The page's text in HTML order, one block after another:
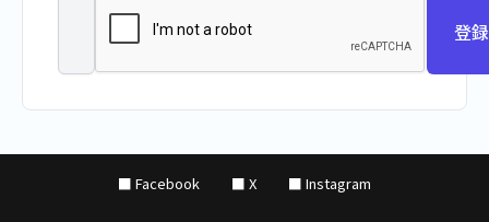
登
■ Facebook ■ X ■ Instagram